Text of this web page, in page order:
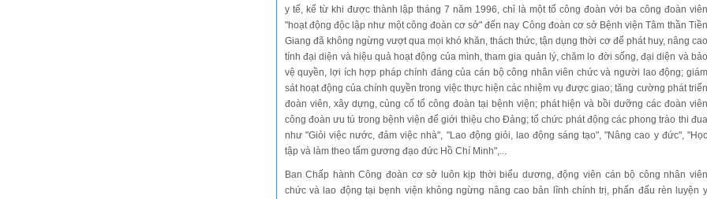
y tế, kể từ khi được thành lập tháng 7 năm 1996, chỉ là một tổ công đoàn với ba công đoàn viên
"hoạt động độc lập như một công đoàn cơ sở" đến nay Công đoàn cơ sở Bệnh viện Tâm thần Tiền
Giang đã không ngừng vượt qua mọi khó khăn, thách thức, tận dụng thời cơ để phát huy, nâng cao
tính đại diện và hiệu quả hoạt động của mình, tham gia quản lý, chăm lo đời sống, đại diện và bảo
vệ quyền, lợi ích hợp pháp chính đáng của cán bộ công nhân viên chức và người lao động; giám
sát hoạt động của chính quyền trong việc thực hiện các nhiệm vụ được giao; tăng cường phát triển
đoàn viên, xây dựng, củng cố tổ công đoàn tại bệnh viện; phát hiện và bồi dưỡng các đoàn viên
công đoàn ưu tú trong bệnh viện để giới thiệu cho Đảng; tổ chức phát động các phong trào thi đua
như "Giỏi việc nước, đảm việc nhà", "Lao động giỏi, lao động sáng tạo", "Nâng cao y đức", "Học
tập và làm theo tấm gương đạo đức Hồ Chí Minh",...
Ban Chấp hành Công đoàn cơ sở luôn kịp thời biểu dương, động viên cán bộ công nhân viên
chức và lao động tại bẹnh viện không ngừng nâng cao bản lĩnh chính trị, phấn đấu rèn luyện y